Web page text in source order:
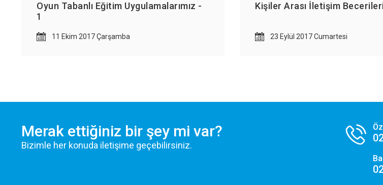
Oyun Tabanlı Eğitim Uygulamalarımız -
1
11 Ekim 2017 Çarşamba
Kişiler Arası İletişim
23 Eylül 2017 Cumartesi
Merak ettiğiniz bir şey mi var?
Bizimle her konuda iletişime geçebilirsiniz.